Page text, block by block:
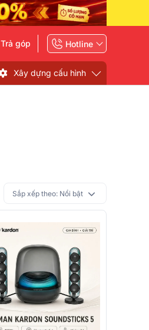
Trả góp Hotline
Xây dựng cấu hình
Sắp xếp theo: Nổi bật